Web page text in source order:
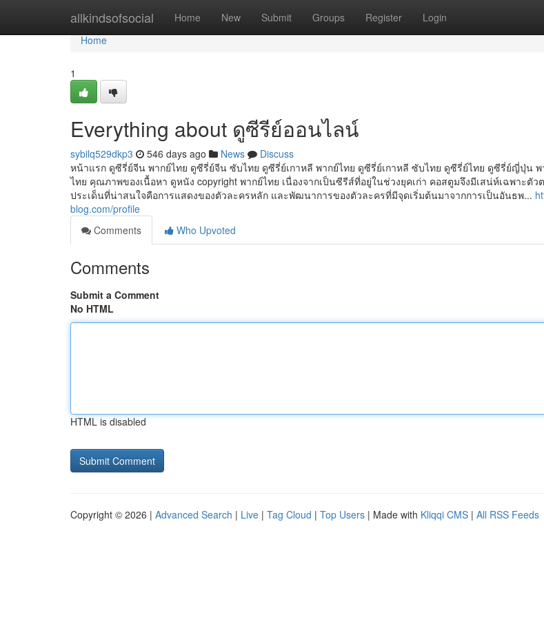
allkindsofsocial Home New Submit Groups Register Login
Home
Home
1
Everything about ดูซีรีย์ออนไลน์
sybilq529dkp3 546 days ago News
Discuss
หน้าแรก ดูซีรี่ย์จีน พากย์ไทย ดูซีรี่ย์จีน ซับไทย ดูซีรี่ย์เกาหลี พากย์ไทย ดูซีรี่ย์เกาหลี ซับไทย ดูซีรี่ย์ไทย ดูซีรี่ย์ญี่ปุ่น
ไทย คุณภาพของเนื้อหา ดูหนัง copyright พากย์ไทย เนื่องจากเป็นซีรีส์ที่อยู่ในช่วงยุคเก่า คอสตูมจึงมีเสน่ห์เฉพาะตั
ประเด็นที่น่าสนใจคือการแสดงของตัวละครหลัก และพัฒนาการของตัวละครที่มีจุดเริ่มต้นมาจากการเป็นอันธพ...
blog.com/profile
Comments
Who Upvoted
Comments
Submit a Comment
No HTML
HTML is disabled
Copyright © 2026 | Advanced Search | Live | Tag Cloud | Top Users | Made with Kliqqi CMS | All RSS Feeds